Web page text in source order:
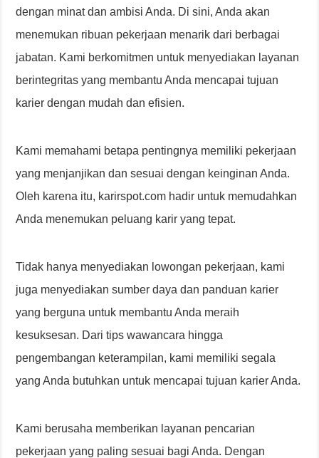
dengan minat dan ambisi Anda. Di sini, Anda akan
menemukan ribuan pekerjaan menarik dari berbagai
jabatan. Kami berkomitmen untuk menyediakan layanan
berintegritas yang membantu Anda mencapai tujuan
karier dengan mudah dan efisien.
Kami memahami betapa pentingnya memiliki pekerjaan
yang menjanjikan dan sesuai dengan keinginan Anda.
Oleh karena itu, karirspot.com hadir untuk memudahkan
Anda menemukan peluang karir yang tepat.
Tidak hanya menyediakan lowongan pekerjaan, kami
juga menyediakan sumber daya dan panduan karier
yang berguna untuk membantu Anda meraih
kesuksesan. Dari tips wawancara hingga
pengembangan keterampilan, kami memiliki segala
yang Anda butuhkan untuk mencapai tujuan karier Anda.
Kami berusaha memberikan layanan pencarian
pekerjaan yang paling sesuai bagi Anda. Dengan